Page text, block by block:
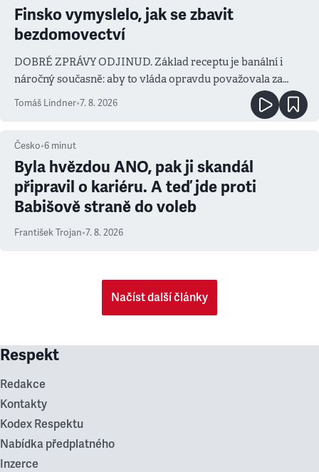
Finsko vymyslelo, jak se zbavit
bezdomovectví
DOBRÉ ZPRÁVY ODJINUD. Základ receptu je banální i
náročný současně: aby to vláda opravdu považovala za
prioritu
Tomáš Lindner•7. 8. 2026
Česko•6 minut
Byla hvězdou ANO, pak ji skandál
připravil o kariéru. A teď jde proti
Babišově straně do voleb
František Trojan•7. 8. 2026
Načíst další články
Respekt
Redakce
Kontakty
Kodex Respektu
Nabídka předplatného
Inzerce